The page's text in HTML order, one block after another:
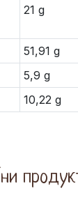
21 g
51,91 g
5,9 g
10,22 g